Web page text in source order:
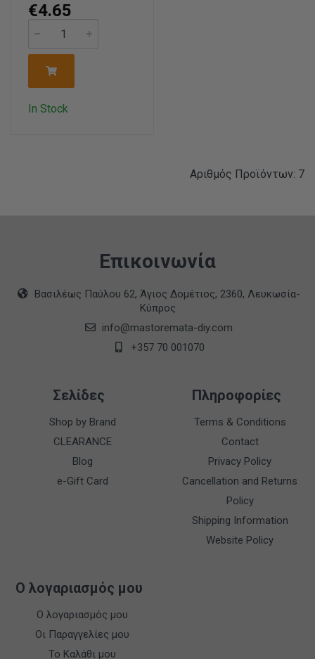
€4.65
In Stock
Αριθμός Προϊόντων: 7
Επικοινωνία
Βασιλέως Παύλου 62, Άγιος Δομέτιος, 2360, Λευκωσία-
Κύπρος
info@mastoremata-diy.com
+357 70 001070
Σελίδες
Shop by Brand
CLEARANCE
Blog
e-Gift Card
Πληροφορίες
Terms & Conditions
Contact
Privacy Policy
Cancellation and Returns
Policy
Shipping Information
Website Policy
Ο λογαριασμός μου
Ο λογαριασμός μου
Οι Παραγγελίες μου
Το Καλάθι μου